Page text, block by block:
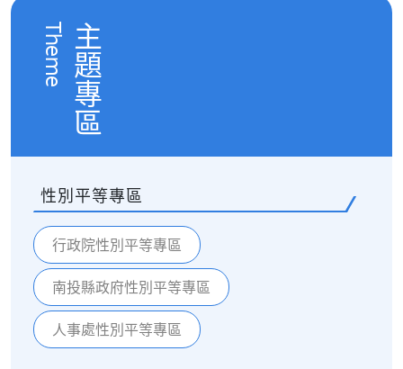
Theme主題專區
性別平等專區
行政院性別平等專區
南投縣政府性別平等專區
人事處性別平等專區